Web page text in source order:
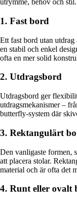
utrymme, behov och stil.
1. Fast bord
Ett fast bord utan
en stabil och enkel
ofta en mer solid
2. Utdragsbord
Utdragsbord ger
utdragsmekanismer –
butterfly-system där
3. Rektangulärt
Den vanligaste formen,
att placera stolar.
material och är ofta det
4. Runt eller ovalt